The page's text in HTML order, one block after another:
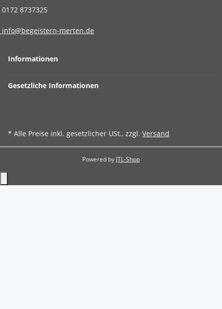
0172 8737325
info@begeistern-merten.de
Informationen
Gesetzliche Informationen
* Alle Preise inkl. gesetzlicher USt., zzgl. Versand
Powered by JTL-Shop